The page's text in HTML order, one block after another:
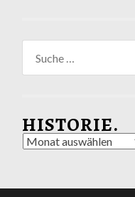
nach:
HISTORIE.
Historie.